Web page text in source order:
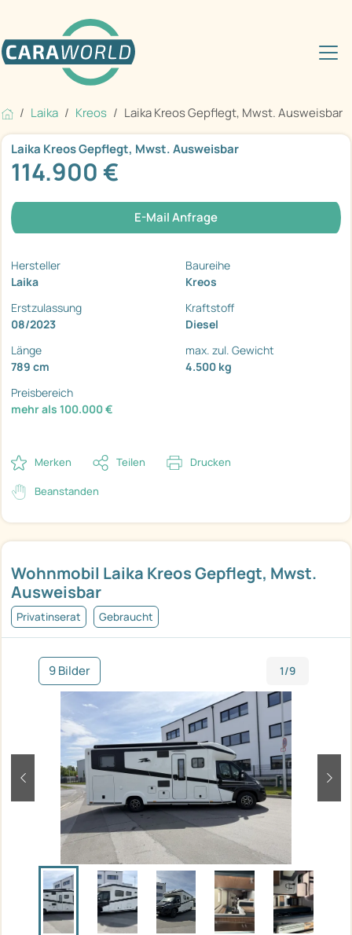
Laika Kreos Laika Kreos Gepflegt, Mwst. Ausweisbar
Wohnmobil Laika Kreos Gepflegt, Mwst.
Ausweisbar
Privatinserat Gebraucht
9 Bilder 1/9
zurück
Laika Kreos Gepflegt, Mwst. Ausweisbar
114.900 €
E-Mail Anfrage
Hersteller
Laika
Baureihe
Kreos
Erstzulassung
08/2023
Kraftstoff
Diesel
Länge
789 cm
max. zul. Gewicht
4.500 kg
Preisbereich
mehr als 100.000 €
Merken Teilen Drucken
Beanstanden